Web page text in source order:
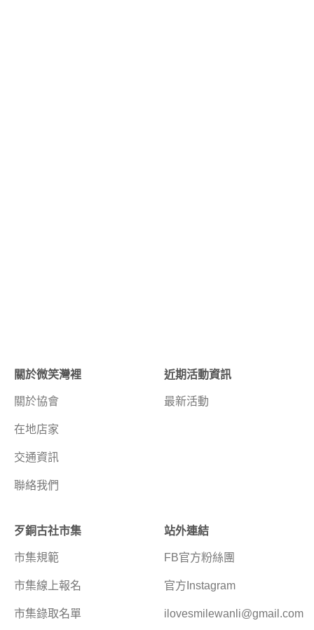
關於微笑灣裡
關於協會
在地店家
交通資訊
聯絡我們
近期活動資訊
最新活動
歹銅古社市集
市集規範
市集線上報名
市集錄取名單
站外連結
FB官方粉絲團
官方Instagram
ilovesmilewanli@gmail.com